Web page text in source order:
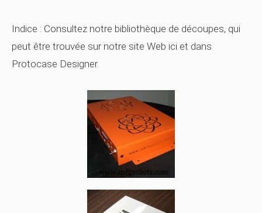
Indice : Consultez notre bibliothèque de découpes, qui
peut être trouvée sur notre site Web ici et dans
Protocase Designer.